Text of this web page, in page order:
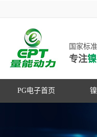
国家标
专注
PG电子首页